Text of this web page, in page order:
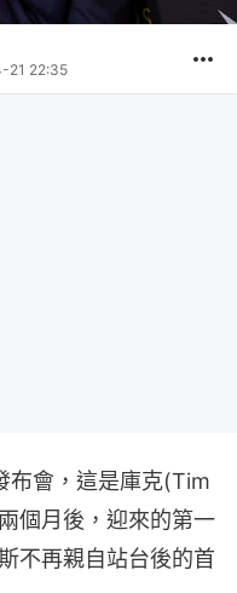
21 22:35
布會，這是庫克(Tim
個月後，迎來的第一
不再親自站台後的首